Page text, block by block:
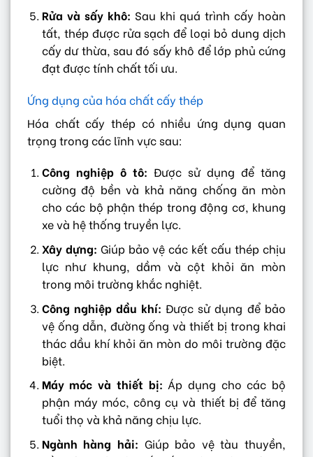
Rửa và sấy khô: Sau khi quá trình cấy hoàn
tất, thép được rửa sạch để loại bỏ dung dịch
cấy dư thừa, sau đó sấy khô để lớp phủ cứng
đạt được tính chất tối ưu.
Ứng dụng của hóa chất cấy thép
Hóa chất cấy thép có nhiều ứng dụng quan
trọng trong các lĩnh vực sau:
Công nghiệp ô tô: Được sử dụng để tăng
cường độ bền và khả năng chống ăn mòn
cho các bộ phận thép trong động cơ, khung
xe và hệ thống truyền lực.
Xây dựng: Giúp bảo vệ các kết cấu thép chịu
lực như khung, dầm và cột khỏi ăn mòn
trong môi trường khắc nghiệt.
Công nghiệp dầu khí: Được sử dụng để bảo
vệ ống dẫn, đường ống và thiết bị trong khai
thác dầu khí khỏi ăn mòn do môi trường đặc
biệt.
Máy móc và thiết bị: Áp dụng cho các bộ
phận máy móc, công cụ và thiết bị để tăng
tuổi thọ và khả năng chịu lực.
Ngành hàng hải: Giúp bảo vệ tàu thuyền,